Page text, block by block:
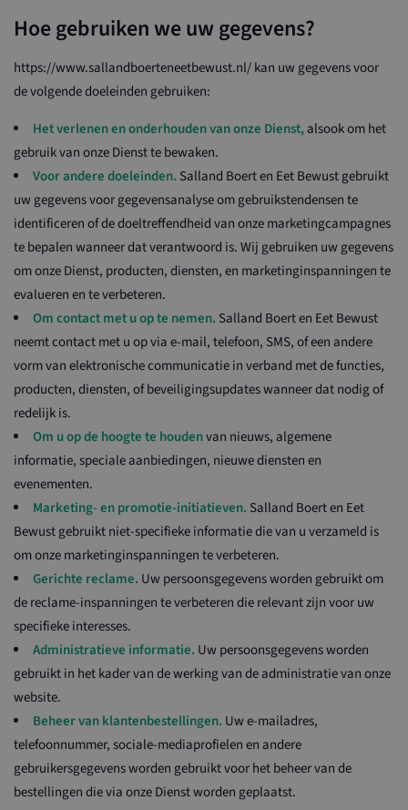
Hoe gebruiken we uw gegevens?
https://www.sallandboerteneetbewust.nl/ kan uw gegevens voor
de volgende doeleinden gebruiken:
Het verlenen en onderhouden van onze Dienst,alsook om het
gebruik van onze Dienst te bewaken.
Voor andere doeleinden. Salland Boert en Eet Bewust gebruikt
uw gegevens voor gegevensanalyse om gebruikstendensen te
identificeren of de doeltreffendheid van onze marketingcampagnes
te bepalen wanneer dat verantwoord is. Wij gebruiken uw gegevens
om onze Dienst, producten, diensten, en marketinginspanningen te
evalueren en te verbeteren.
Om contact met u op te nemen. Salland Boert en Eet Bewust
neemt contact met u op via e-mail, telefoon, SMS, of een andere
vorm van elektronische communicatie in verband met de functies,
producten, diensten, of beveiligingsupdates wanneer dat nodig of
redelijk is.
Om u op de hoogte te houdenvan nieuws, algemene
informatie, speciale aanbiedingen, nieuwe diensten en
evenementen.
Marketing- en promotie-initiatieven. Salland Boert en Eet
Bewust gebruikt niet-specifieke informatie die van u verzameld is
om onze marketinginspanningen te verbeteren.
Gerichte reclame. Uw persoonsgegevens worden gebruikt om
de reclame-inspanningen te verbeteren die relevant zijn voor uw
specifieke interesses.
Administratieve informatie. Uw persoonsgegevens worden
gebruikt in het kader van de werking van de administratie van onze
website.
Beheer van klantenbestellingen. Uw e-mailadres,
telefoonnummer, sociale-mediaprofielen en andere
gebruikersgegevens worden gebruikt voor het beheer van de
bestellingen die via onze Dienst worden geplaatst.